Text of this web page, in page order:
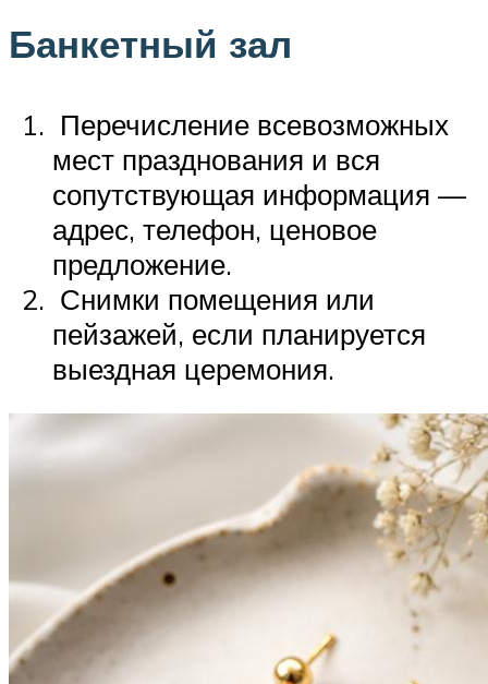
Банкетный зал
Перечисление всевозможных
мест празднования и вся
сопутствующая информация —
адрес, телефон, ценовое
предложение.
Снимки помещения или
пейзажей, если планируется
выездная церемония.